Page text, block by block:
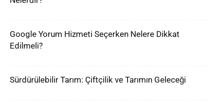
Google Yorum Hizmeti Seçerken Nelere Dikkat
Edilmeli?
Sürdürülebilir Tarım: Çiftçilik ve Tarımın Geleceği